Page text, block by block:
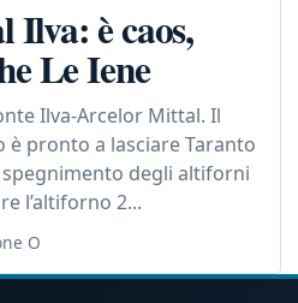
è caos,
Le Iene
Ilva-Arcelor Mittal. Il
pronto a lasciare Taranto
degli altiforni
l’altiforno 2...
O